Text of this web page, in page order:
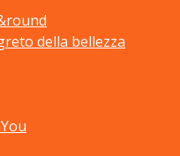
della bellezza